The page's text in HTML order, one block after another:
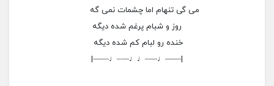
می گی تنهام اما چشمات نمی گه
روز و شبام پرغم شده دیگه
خنده رو لبام کم شده دیگه
|——♩—–♩♩—–♩——|